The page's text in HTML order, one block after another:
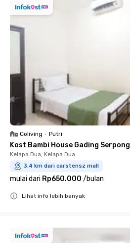
Coliving • Putri
Kost Bambi House Gading Serpong
Kelapa Dua, Kelapa Dua
3.4 km dari carstensz mall
mulai dari Rp650.000 /bulan
Lihat info lebih banyak